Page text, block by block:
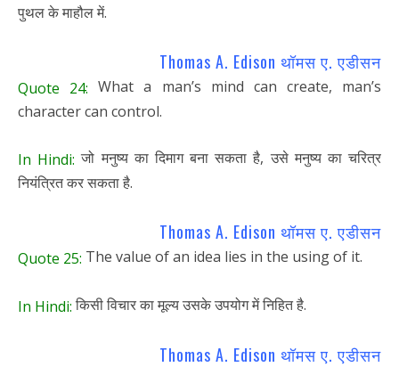
पुथल के माहौल में.
Thomas A. Edison थॉमस ए. एडीसन
Quote 24: What a man’s mind can create, man’s
character can control.
In Hindi: जो मनुष्य का दिमाग बना सकता है, उसे मनुष्य का चरित्र
नियंत्रित कर सकता है.
Thomas A. Edison थॉमस ए. एडीसन
Quote 25: The value of an idea lies in the using of it.
In Hindi:किसी विचार का मूल्य उसके उपयोग में निहित है.
Thomas A. Edison थॉमस ए. एडीसन